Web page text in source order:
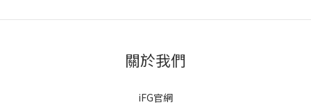
關於我們
iFG官網